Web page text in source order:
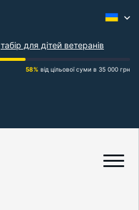
табір для дітей ветеранів
58% від цільової суми в 35 000 грн